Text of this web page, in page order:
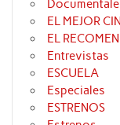
EL MEJOR
EL
Entrevistas
ESCUELA
Especiales
ESTRENOS